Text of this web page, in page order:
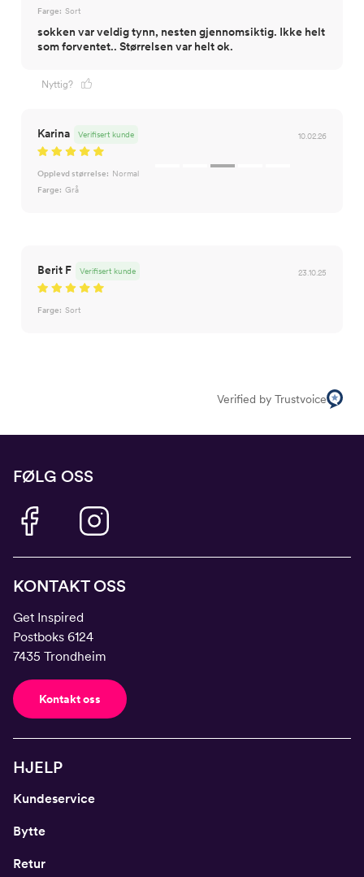
Farge: Sort
sokken var veldig tynn, nesten gjennomsiktig. Ikke helt
som forventet.. Størrelsen var helt ok.
Nyttig?
Karina 10.02.26
Verifisert kunde
Opplevd størrelse: Normal
Farge: Grå
Berit F 23.10.25
Verifisert kunde
Farge: Sort
Verified by Trustvoice
FØLG OSS
KONTAKT OSS
Get Inspired
Postboks 6124
7435 Trondheim
Kontakt oss
HJELP
Kundeservice
Bytte
Retur